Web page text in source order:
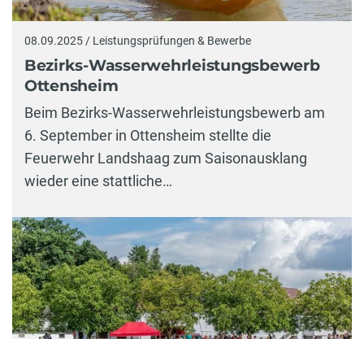
08.09.2025 / Leistungsprüfungen & Bewerbe
Bezirks-Wasserwehrleistungsbewerb
Ottensheim
Beim Bezirks-Wasserwehrleistungsbewerb am
6. September in Ottensheim stellte die
Feuerwehr Landshaag zum Saisonausklang
wieder eine stattliche…